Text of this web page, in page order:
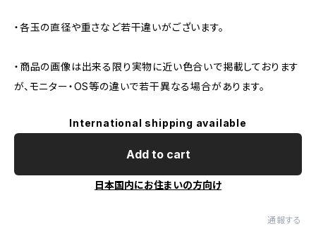
・各玉の直径や重さなど若干違いがございます。
・商品の画像は出来る限り実物に近い色合いで掲載しております
が、モニター・OS等の違いで若干異なる場合があります。
International shipping available
Add to cart
日本国内にお住まいの方向け
通報する